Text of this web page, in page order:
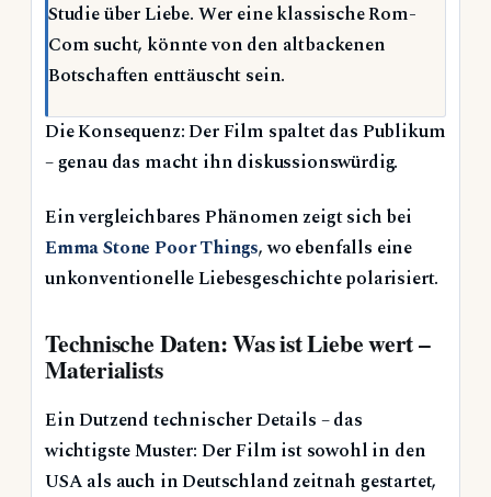
Studie über Liebe. Wer eine klassische Rom-
Com sucht, könnte von den altbackenen
Botschaften enttäuscht sein.
Die Konsequenz: Der Film spaltet das Publikum
– genau das macht ihn diskussionswürdig.
Ein vergleichbares Phänomen zeigt sich bei
Emma Stone Poor Things, wo ebenfalls eine
unkonventionelle Liebesgeschichte polarisiert.
Technische Daten: Was ist Liebe wert –
Materialists
Ein Dutzend technischer Details – das
wichtigste Muster: Der Film ist sowohl in den
USA als auch in Deutschland zeitnah gestartet,